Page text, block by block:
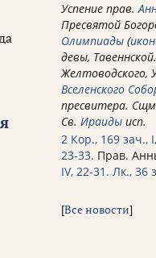
Успение прав.
Пресвятой
Олимпиады (
девы,
Желтоводского,
Вселенского
пресвитера.
Св. Ираиды исп.
2 Кор., 169 зач.,
23-33. Прав.
IV, 22-31. Лк., 36
[Все новости]